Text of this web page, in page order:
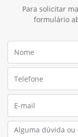
Para solicitar
formulário